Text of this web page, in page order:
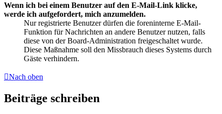
Wenn ich bei einem Benutzer auf den E-Mail-Link klicke,
werde ich aufgefordert, mich anzumelden.
Nur registrierte Benutzer dürfen die foreninterne E-Mail-
Funktion für Nachrichten an andere Benutzer nutzen, falls
diese von der Board-Administration freigeschaltet wurde.
Diese Maßnahme soll den Missbrauch dieses Systems durch
Gäste verhindern.
Nach oben
Beiträge schreiben